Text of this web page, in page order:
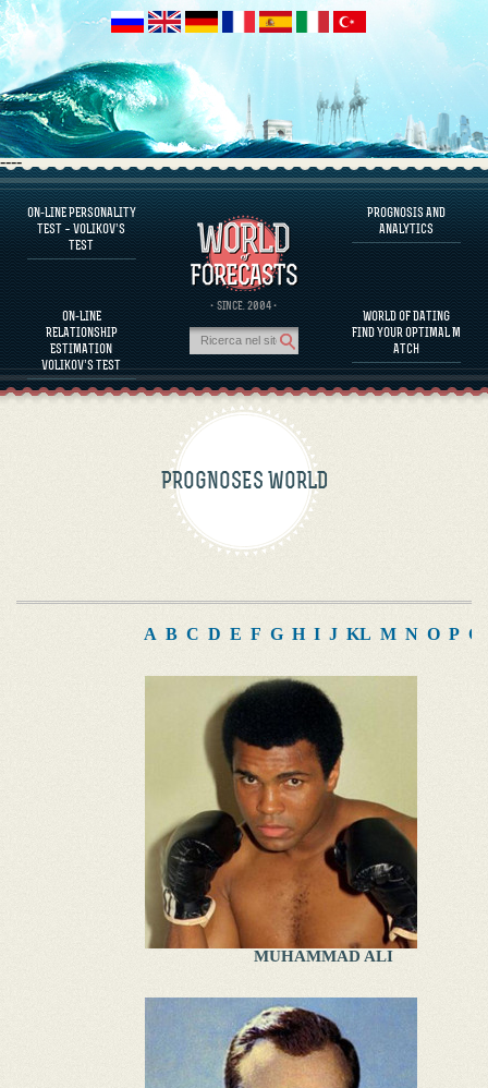
----
ON-LINE PERSONALITY
TEST – VOLIKOV’S
TEST
ON-LINE
RELATIONSHIP
ESTIMATION
VOLIKOV’S TEST
· SINCE. 2004 ·
PROGNOSIS AND
ANALYTICS
WORLD OF DATING
FIND YOUR OPTIMAL M
ATCH
FAQS
DEFINE ONE’S PERSONALITY
FAMOUS PERSONALITIES
FAQS
CALCULATE RELATIONSHIP COMPATIBILITY
PROGNOSIS AND ANALYTICS
PROGNOSES WORLD
A B C D E F G H I J KL M N O P Q
MUHAMMAD ALI